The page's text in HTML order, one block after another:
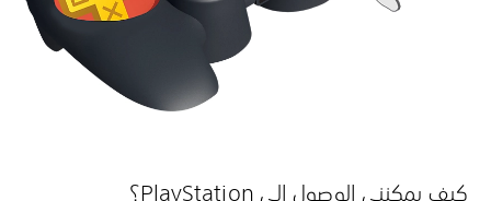
كيف يمكنني الوصول إلى PlayStation؟